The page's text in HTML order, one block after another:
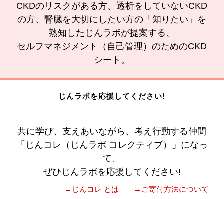
CKDのリスクがある方、透析をしていないCKD
の方、腎臓を大切にしたい方の「知りたい」を
熟知したじんラボが提案する、
セルフマネジメント（自己管理）のためのCKD
シート。
じんラボを応援してください!
共に学び、支えあいながら、考え行動する仲間
「じんコレ（じんラボ コレクティブ）」になっ
て、
ぜひじんラボを応援してください!
→じんコレ とは →ご寄付方法について